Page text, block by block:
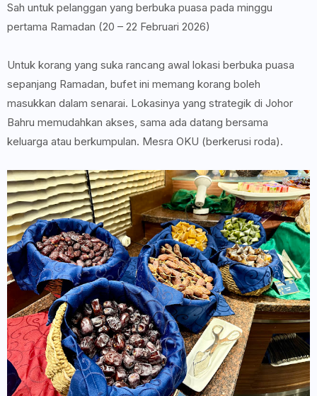
Sah untuk pelanggan yang berbuka puasa pada minggu
pertama Ramadan (20 – 22 Februari 2026)
Untuk korang yang suka rancang awal lokasi berbuka puasa
sepanjang Ramadan, bufet ini memang korang boleh
masukkan dalam senarai. Lokasinya yang strategik di Johor
Bahru memudahkan akses, sama ada datang bersama
keluarga atau berkumpulan. Mesra OKU (berkerusi roda).